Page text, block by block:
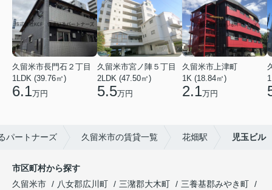
久留米市長門石２丁目
1LDK (39.76㎡)
6.1万円
久留米市宮ノ陣５丁目
2LDK (47.50㎡)
5.5万円
久留米市上津町
1K (18.84㎡)
2.1万円
パートナーズ 久留米市の賃貸一覧 花畑駅 児玉ビル
市区町村から探す
久留米市
八女郡広川町 三潴郡大木町
三養基郡みやき町